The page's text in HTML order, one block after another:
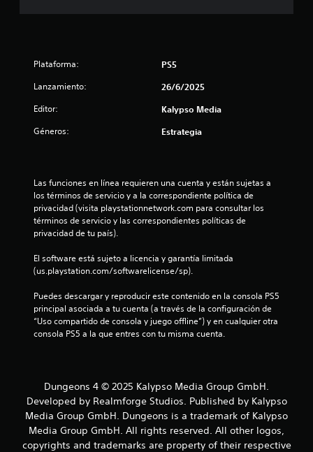
n
u
t
d
e
4
Plataforma: PS5
Lanzamiento: 26/6/2025
Editor: Kalypso Media
Géneros: Estrategia
Las funciones en línea requieren una cuenta y están sujetas a
los términos de servicio y a la correspondiente política de
privacidad (visita playstationnetwork.com para consultar los
términos de servicio y las correspondientes políticas de
privacidad de tu país).
El software está sujeto a licencia y garantía limitada
(us.playstation.com/softwarelicense/sp).
Puedes descargar y reproducir este contenido en la consola PS5
principal asociada a tu cuenta (a través de la configuración de
“Uso compartido de consola y juego offline”) y en cualquier otra
consola PS5 a la que entres con tu misma cuenta.
Dungeons 4 © 2025 Kalypso Media Group GmbH.
Developed by Realmforge Studios. Published by Kalypso
Media Group GmbH. Dungeons is a trademark of Kalypso
Media Group GmbH. All rights reserved. All other logos,
copyrights and trademarks are property of their respective